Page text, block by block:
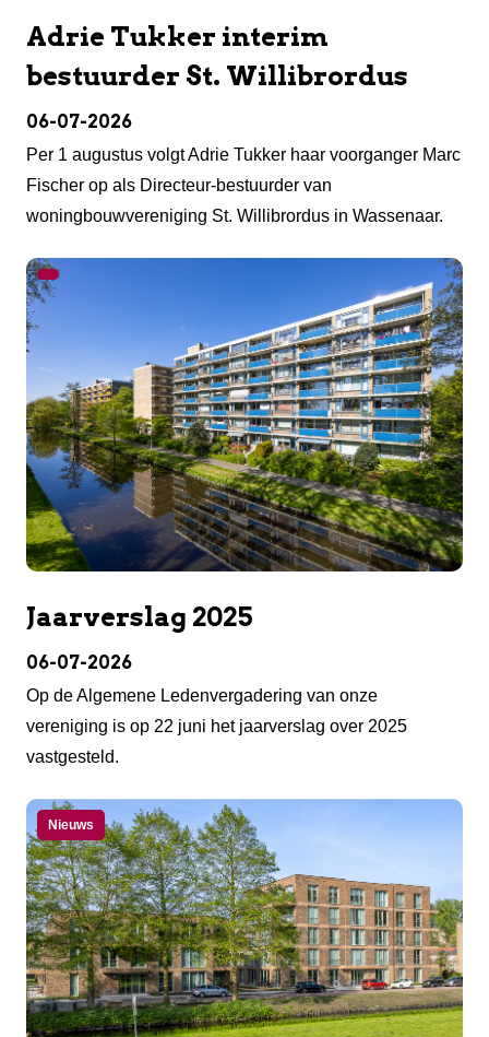
Adrie Tukker interim
bestuurder St. Willibrordus
06-07-2026
Per 1 augustus volgt Adrie Tukker haar voorganger Marc
Fischer op als Directeur-bestuurder van
woningbouwvereniging St. Willibrordus in Wassenaar.
Jaarverslag 2025
06-07-2026
Op de Algemene Ledenvergadering van onze
vereniging is op 22 juni het jaarverslag over 2025
vastgesteld.
Nieuws